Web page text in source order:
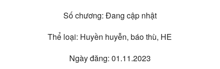
Số chương: Đang cập nhật
Thể loại: Huyền huyễn, báo thù, HE
Ngày đăng: 01.11.2023